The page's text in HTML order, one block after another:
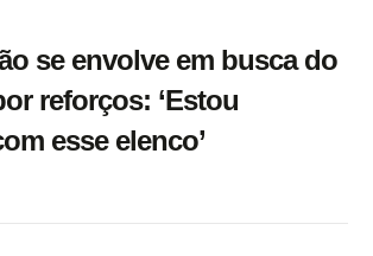
se envolve em busca do
reforços: ‘Estou
esse elenco’